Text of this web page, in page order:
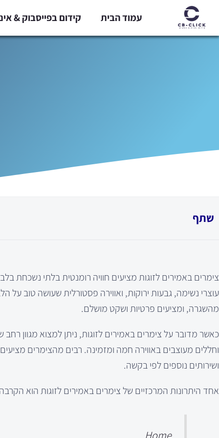
לתוכן
עמוד הבית קידום בפייסבוק &
שתף
צימרים באמירים לזוגות מציעים חוויה רומנטית בלתי
עוצרי נשימה, גבעות ירוקות, ואווירה פסטורלית שעושה טוב
מהשגרה, ומציעים פרטיות ושקט מושלם.
כאשר מדובר על צימרים באמירים לזוגות, ניתן למצוא מגוון
וחללים מעוצבים באווירה חמה ומזמינה. רבים מהצימרים
ושירותים נוספים לפי בקשה.
אחד היתרונות המרכזיים של צימרים באמירים לזוגות הוא הקרבה
Home